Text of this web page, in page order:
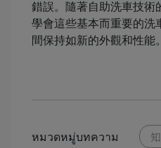
錯誤。隨著自助洗車技術
學會這些基本而重要的洗
間保持如新的外觀和性能。
หมวดหมู่บทความ